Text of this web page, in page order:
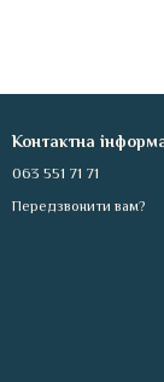
Контактна
063 551 71 71
Передзвонити вам?